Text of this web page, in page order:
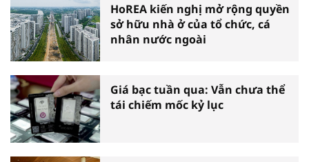
HoREA kiến nghị mở rộng quyền
sở hữu nhà ở của tổ chức, cá
nhân nước ngoài
Giá bạc tuần qua: Vẫn chưa thể
tái chiếm mốc kỷ lục